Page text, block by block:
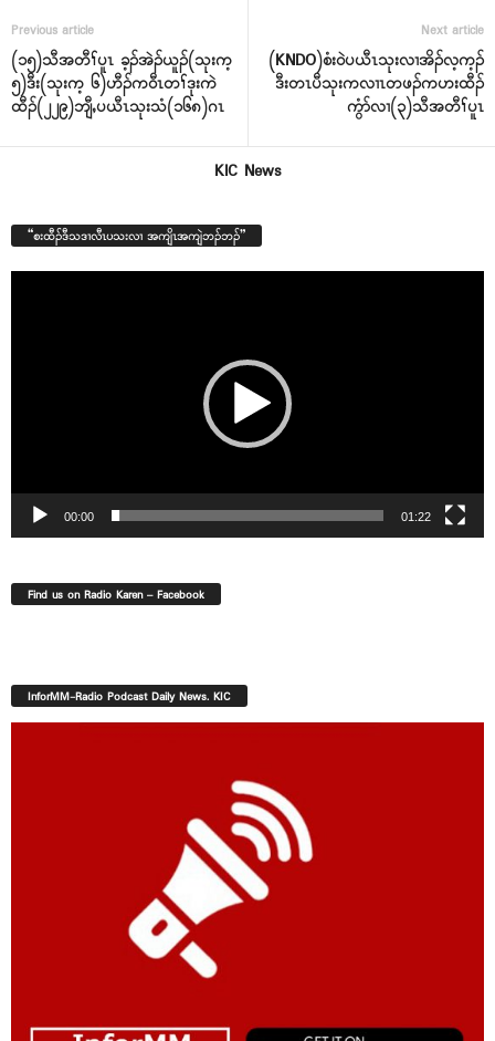
Previous article
(၁၅)သီအတီၢ်ပူၤ ခ့ၣ်အဲၣ်ယူၣ်(သုးက့
၅)ဒီး(သုးက့ ၆)ဟီၣ်က၀ီၤတၢ်ဒုးကဲ
ထီၣ်(၂၂၉)ဘျီႇပယီၤသုးသံ(၁၆၈)ဂၤ
Next article
(KNDO)စံး၀ဲပယီၤသုးလၢအိၣ်လ့က့ၣ်
ဒီးတၤပီသုးကလၢၤတဖၣ်ကဟးထီၣ်
ကွံာ်လၢ(၃)သီအတီၢ်ပူၤ
KIC News
“စးထီၣ်ဒီသဒၢလီၤပသးလၢ အကျိၤအကျဲဘၣ်ဘၣ်”
00:00 01:22
Find us on Radio Karen – Facebook
InforMM-Radio Podcast Daily News. KIC